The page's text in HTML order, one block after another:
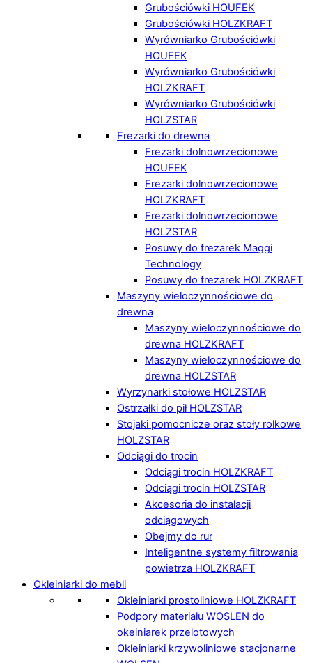
Grubościówki HOUFEK
Grubościówki HOLZKRAFT
Wyrówniarko Grubościówki
HOUFEK
Wyrówniarko Grubościówki
HOLZKRAFT
Wyrówniarko Grubościówki
HOLZSTAR
Frezarki do drewna
Frezarki dolnowrzecionowe
HOUFEK
Frezarki dolnowrzecionowe
HOLZKRAFT
Frezarki dolnowrzecionowe
HOLZSTAR
Posuwy do frezarek Maggi
Technology
Posuwy do frezarek HOLZKRAFT
Maszyny wieloczynnościowe do
drewna
Maszyny wieloczynnościowe do
drewna HOLZKRAFT
Maszyny wieloczynnościowe do
drewna HOLZSTAR
Wyrzynarki stołowe HOLZSTAR
Ostrzałki do pił HOLZSTAR
Stojaki pomocnicze oraz stoły rolkowe
HOLZSTAR
Odciągi do trocin
Odciągi trocin HOLZKRAFT
Odciągi trocin HOLZSTAR
Akcesoria do instalacji
odciągowych
Obejmy do rur
Inteligentne systemy filtrowania
powietrza HOLZKRAFT
Okleiniarki do mebli
Okleiniarki prostoliniowe HOLZKRAFT
Podpory materiału WOSLEN do
okeiniarek przelotowych
Okleiniarki krzywoliniowe stacjonarne